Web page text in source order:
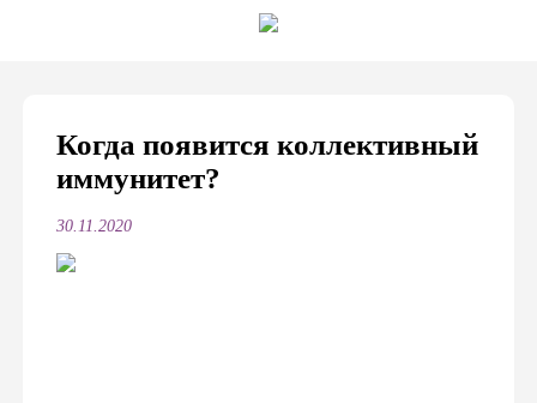
Когда появится коллективный
иммунитет?
30.11.2020